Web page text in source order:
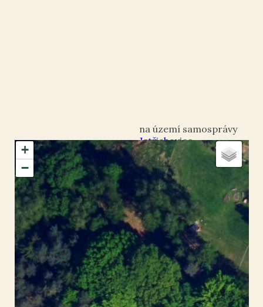
+
−
Jetřichovice
okres Děčín
Rynartice
50.850483,14.413588
Kaplička